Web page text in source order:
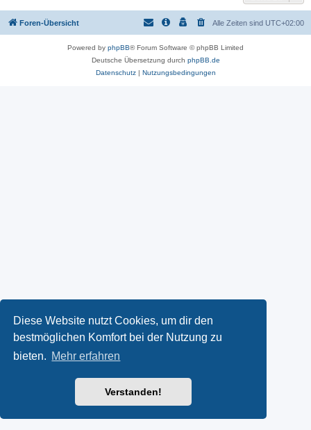
Diese Website nutzt Cookies, um dir den
bestmöglichen Komfort bei der Nutzung zu
bieten. Mehr erfahren
Verstanden!
Foren-Übersicht Alle Zeiten sind UTC+02:00
Powered by phpBB® Forum Software © phpBB Limited
Deutsche Übersetzung durch phpBB.de
Datenschutz| Nutzungsbedingungen